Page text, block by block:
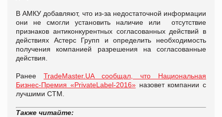
В АМКУ добавляют, что из-за недостаточной информации
они не смогли установить наличие или отсутствие
признаков антиконкурентных согласованных действий в
действиях Астерс Групп и определить необходимость
получения компанией разрешения на согласованные
действия.
Ранее TradeMaster.UA сообщал, что Национальная
Бизнес-Премия «PrivateLabel-2016»назовет компании с
лучшими СТМ.
Также читайте: